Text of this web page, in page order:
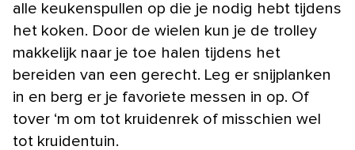
alle keukenspullen op die je nodig hebt tijdens
het koken. Door de wielen kun je de trolley
makkelijk naar je toe halen tijdens het
bereiden van een gerecht. Leg er snijplanken
in en berg er je favoriete messen in op. Of
tover ‘m om tot kruidenrek of misschien wel
tot kruidentuin.